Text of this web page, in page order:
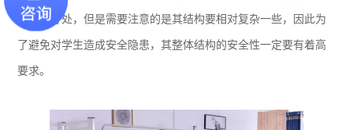
来一定好处，但是需要注意的是其结构要相对复杂一些，因此为
了避免对学生造成安全隐患，其整体结构的安全性一定要有着高
要求。